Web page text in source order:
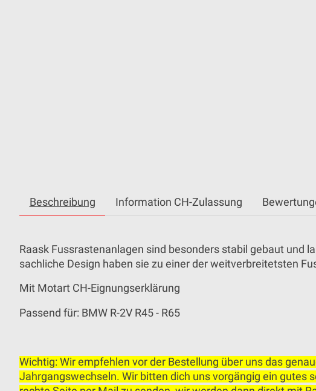
Beschreibung Information CH-Zulassung
Raask Fussrastenanlagen sind besonders stabil gebaut und
sachliche Design haben sie zu einer der weitverbreitetsten
Mit Motart CH-Eignungserklärung
Passend für: BMW R-2V R45 - R65
Wichtig: Wir empfehlen vor der Bestellung über uns das
Jahrgangswechseln. Wir bitten dich uns vorgängig ein gutes